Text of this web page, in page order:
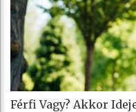
Férfi Vagy? Akkor